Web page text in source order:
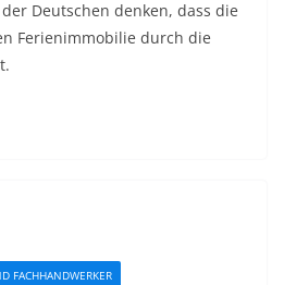
Deutschen denken, dass die
Ferienimmobilie durch die
FACHHANDWERKER